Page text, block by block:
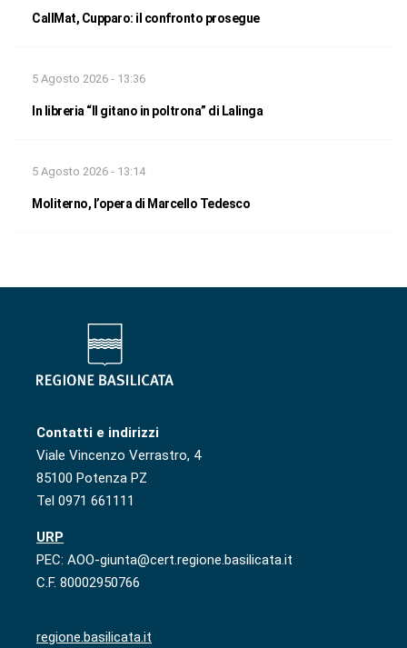
CallMat, Cupparo: il confronto prosegue
5 Agosto 2026 - 13:36
In libreria “Il gitano in poltrona” di Lalinga
5 Agosto 2026 - 13:14
Moliterno, l’opera di Marcello Tedesco
Contatti e indirizzi
Viale Vincenzo Verrastro, 4
85100 Potenza PZ
Tel 0971 661111
URP
PEC: AOO-giunta@cert.regione.basilicata.it
C.F. 80002950766
regione.basilicata.it